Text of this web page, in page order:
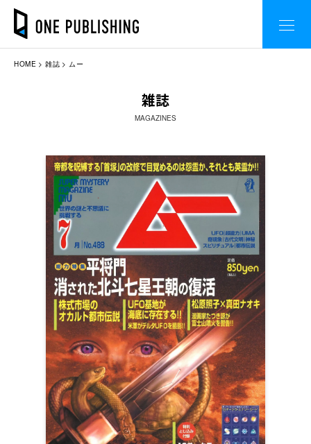
HOME 雑誌 ムー
雑誌
MAGAZINES